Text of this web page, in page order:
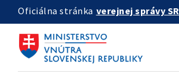
Preskocit na hlavný obsah
Oficiálna stránka verejnej správy SR